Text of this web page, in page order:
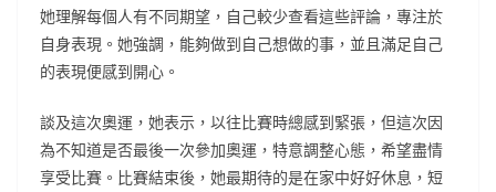
她理解每個人有不同期望，自己較少查看這些評論，專注於
自身表現。她強調，能夠做到自己想做的事，並且滿足自己
的表現便感到開心。
談及這次奧運，她表示，以往比賽時總感到緊張，但這次因
為不知道是否最後一次參加奧運，特意調整心態，希望盡情
享受比賽。比賽結束後，她最期待的是在家中好好休息，短